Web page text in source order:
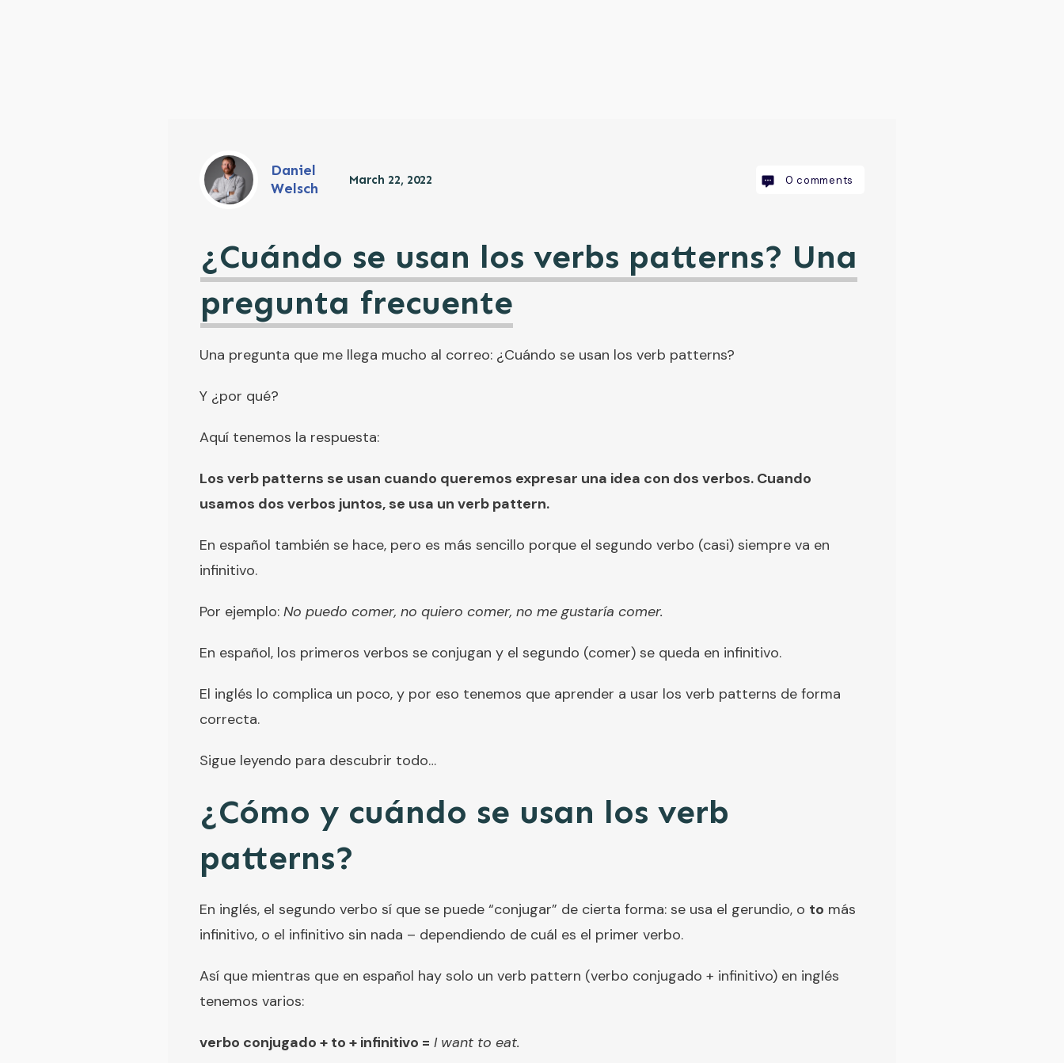
Daniel
Welsch
March 22, 2022 0 comments
¿Cuándo se usan los verbs patterns? Una
pregunta frecuente
Una pregunta que me llega mucho al correo: ¿Cuándo se usan los verb patterns?
Y ¿por qué?
Aquí tenemos la respuesta:
Los verb patterns se usan cuando queremos expresar una idea con dos verbos. Cuando
usamos dos verbos juntos, se usa un verb pattern.
En español también se hace, pero es más sencillo porque el segundo verbo (casi) siempre va en
infinitivo.
Por ejemplo: No puedo comer, no quiero comer, no me gustaría comer.
En español, los primeros verbos se conjugan y el segundo (comer) se queda en infinitivo.
El inglés lo complica un poco, y por eso tenemos que aprender a usar los verb patterns de forma
correcta.
Sigue leyendo para descubrir todo…
¿Cómo y cuándo se usan los verb
patterns?
En inglés, el segundo verbo sí que se puede “conjugar” de cierta forma: se usa el gerundio, o to más
infinitivo, o el infinitivo sin nada – dependiendo de cuál es el primer verbo.
Así que mientras que en español hay solo un verb pattern (verbo conjugado + infinitivo) en inglés
tenemos varios:
verbo conjugado + to + infinitivo = I want to eat.